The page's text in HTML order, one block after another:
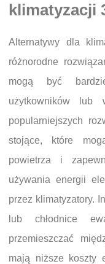
klimatyzacji
Alternatywy dla
różnorodne
mogą być
użytkowników lub
popularniejszych
stojące, które
powietrza i
używania energii
przez klimatyzatory.
lub chłodnice
przemieszczać
mają niższe koszty